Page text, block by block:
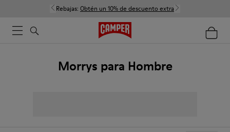
Rebajas: Obtén un 10% de descuento extra
Morrys para Hombre